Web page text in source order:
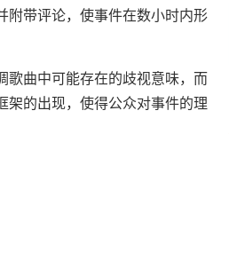
附带评论，使事件在数小时内形
歌曲中可能存在的歧视意味，而
架的出现，使得公众对事件的理